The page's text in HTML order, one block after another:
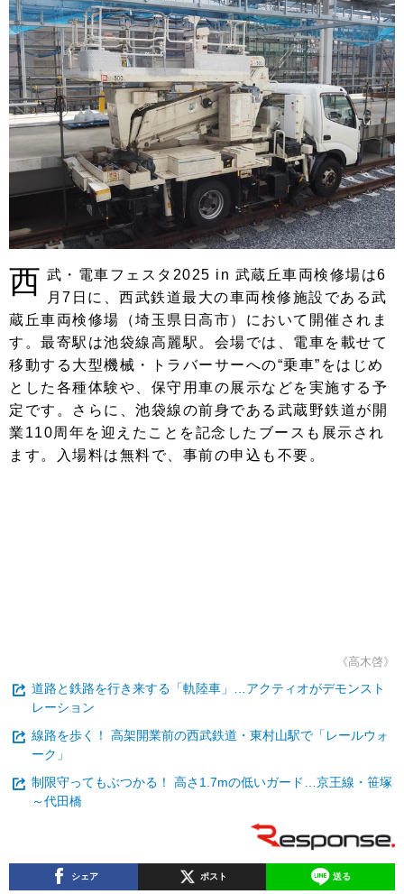
西 武・電車フェスタ2025 in 武蔵丘車両検修場は6
月7日に、西武鉄道最大の車両検修施設である武
蔵丘車両検修場（埼玉県日高市）において開催されま
す。最寄駅は池袋線高麗駅。会場では、電車を載せて
移動する大型機械・トラバーサーへの“乗車”をはじめ
とした各種体験や、保守用車の展示などを実施する予
定です。さらに、池袋線の前身である武蔵野鉄道が開
業110周年を迎えたことを記念したブースも展示され
ます。入場料は無料で、事前の申込も不要。
《高木啓》
道路と鉄路を行き来する「軌陸車」…アクティオがデモンスト
レーション
線路を歩く！ 高架開業前の西武鉄道・東村山駅で「レールウォ
ーク」
制限守ってもぶつかる！ 高さ1.7mの低いガード…京王線・笹塚
～代田橋
シェア ポスト 送る